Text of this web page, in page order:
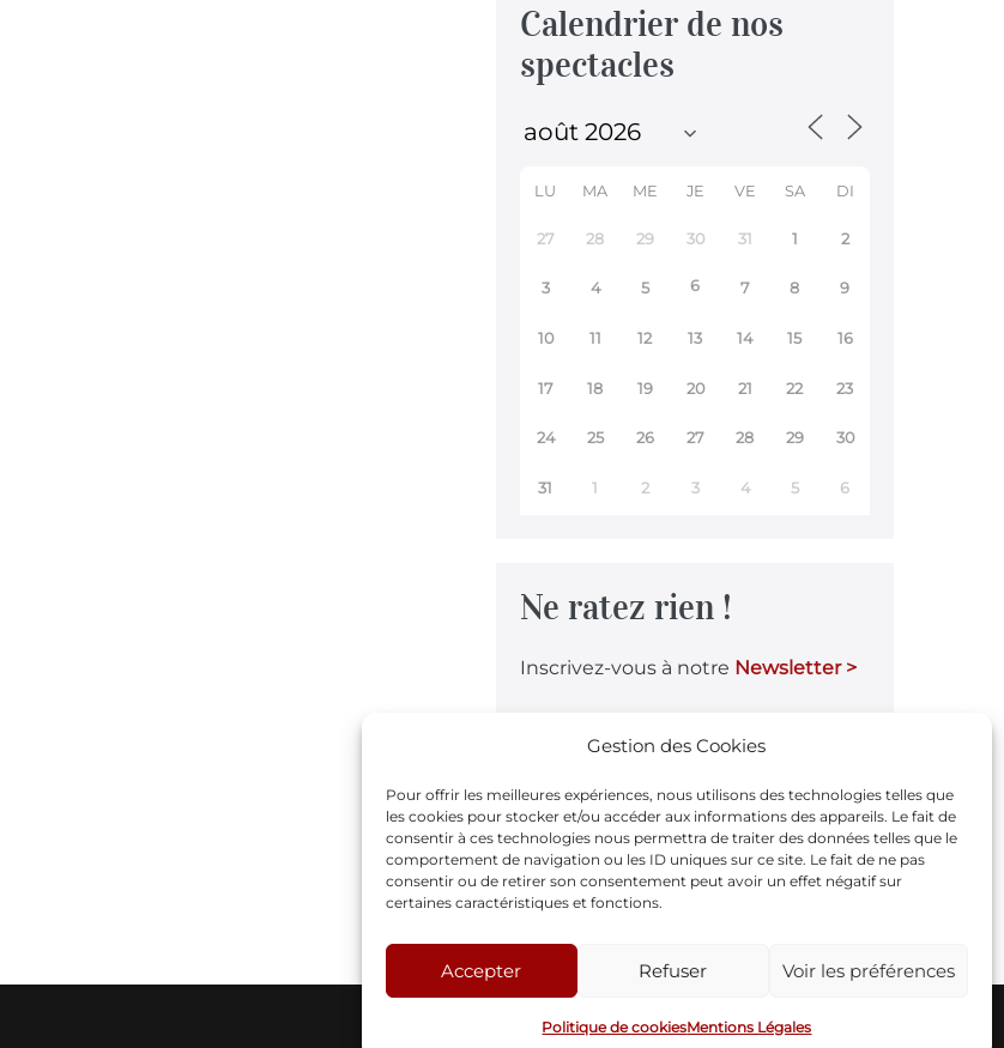
Gestion des Cookies
Pour offrir les meilleures expériences, nous utilisons des technologies telles que
les cookies pour stocker et/ou accéder aux informations des appareils. Le fait de
consentir à ces technologies nous permettra de traiter des données telles que le
comportement de navigation ou les ID uniques sur ce site. Le fait de ne pas
consentir ou de retirer son consentement peut avoir un effet négatif sur
certaines caractéristiques et fonctions.
Accepter Refuser Voir les préférences
Politique de cookiesMentions Légales
Calendrier de nos
spectacles
LU MA ME JE VE SA DI
27 28 29 30 31 1 2
3 4 5 6 7 8 9
10 11 12 13 14 15 16
17 18 19 20 21 22 23
24 25 26 27 28 29 30
31 1 2 3 4 5 6
Ne ratez rien !
Inscrivez-vous à notre Newsletter >
Notre page Facebook
F
a
c
b
© 2005-2026 - Théâtre Oxymore |Mentions Légales